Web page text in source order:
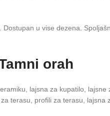
u vise dezena.
orah
lajsna za kupatilo,
terasu, profili za terasu,